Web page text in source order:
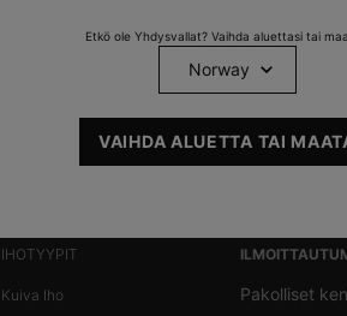
TUTUSTU
IHOTYYPIT
Kuiva Iho
Pakolliset
Etkö ole Yhdysvallat? Vaihda aluettasi tai
VAIHDA ALUETTA TAI